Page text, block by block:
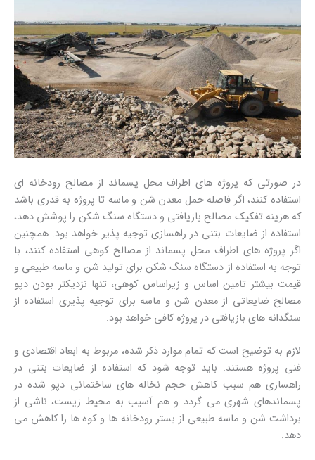
در صورتی که پروژه های اطراف محل پسماند از مصالح رودخانه ای
استفاده کنند، اگر فاصله حمل معدن شن و ماسه تا پروژه به قدری باشد
که هزینه تفکیک مصالح بازیافتی و دستگاه سنگ شکن را پوشش دهد،
استفاده از ضایعات بتنی در راهسازی توجیه پذیر خواهد بود. همچنین
اگر پروژه های اطراف محل پسماند از مصالح کوهی استفاده کنند، با
توجه به استفاده از دستگاه سنگ شکن برای تولید شن و ماسه طبیعی و
قیمت بیشتر تامین اساس و زیراساس کوهی، تنها نزدیکتر بودن دپو
مصالح ضایعاتی از معدن شن و ماسه برای توجیه پذیری استفاده از
سنگدانه های بازیافتی در پروژه کافی خواهد بود.
لازم به توضیح است که تمام موارد ذکر شده، مربوط به ابعاد اقتصادی و
فنی پروژه هستند. باید توجه شود که استفاده از ضایعات بتنی در
راهسازی هم سبب کاهش حجم نخاله های ساختمانی دپو شده در
پسماندهای شهری می گردد و هم آسیب به محیط زیست، ناشی از
برداشت شن و ماسه طبیعی از بستر رودخانه ها و کوه ها را کاهش می
دهد.